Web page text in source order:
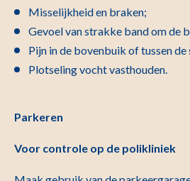
Misselijkheid en braken;
Gevoel van strakke band om de
Pijn in de bovenbuik of tussen
Plotseling vocht vasthouden.
Parkeren
Voor controle op de polikliniek